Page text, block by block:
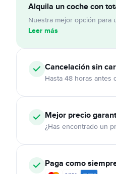
Alquila un coche con
Nuestra mejor opción para
Leer más
Cancelaciónsin
Hasta 48 horas antes
Mejor precio
¿Has encontrado un
Paga como